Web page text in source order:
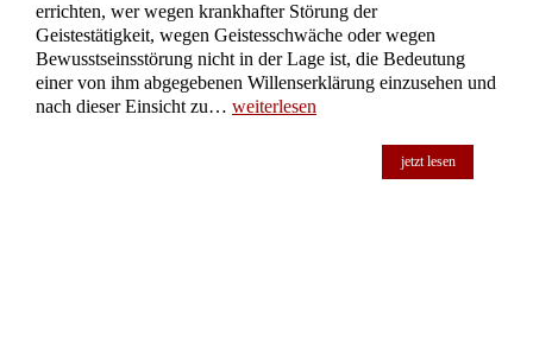
errichten, wer wegen krankhafter Störung der
Geistestätigkeit, wegen Geistesschwäche oder wegen
Bewusstseinsstörung nicht in der Lage ist, die Bedeutung
einer von ihm abgegebenen Willenserklärung einzusehen und
nach dieser Einsicht zu… weiterlesen
jetzt lesen